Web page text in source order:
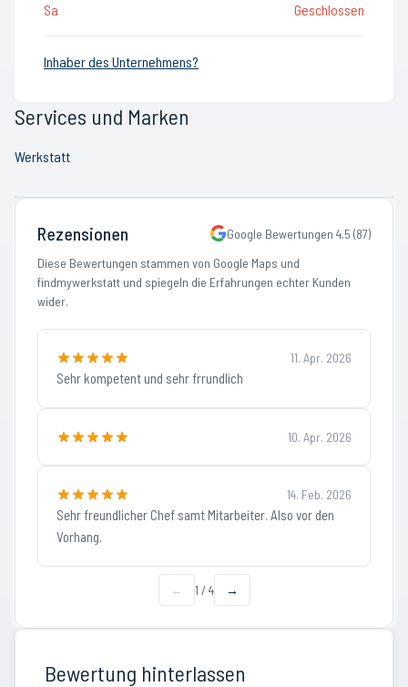
Sa
Geschlossen
Inhaber des Unternehmens?
Services und Marken
Werkstatt
Rezensionen Google Bewertungen 4.5 (87)
Diese Bewertungen stammen von Google Maps und
findmywerkstatt und spiegeln die Erfahrungen echter Kunden
wider.
11. Apr. 2026
Sehr kompetent und sehr frrundlich
10. Apr. 2026
14. Feb. 2026
Sehr freundlicher Chef samt Mitarbeiter. Also vor den
Vorhang.
← 1 / 4 →
Bewertung hinterlassen